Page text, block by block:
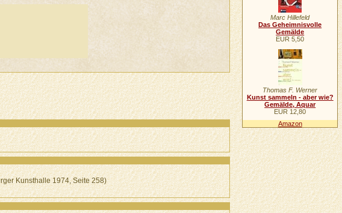
Kunsthalle 1974, Seite 258)
Marc Hillefeld
Das Geheimnisvolle
Gemälde
EUR 5,50
Thomas F. Werner
Kunst sammeln - aber wie?
Gemälde, Aquar
EUR 12,80
Amazon